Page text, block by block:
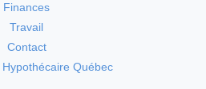
Finances
Travail
Contact
Québec